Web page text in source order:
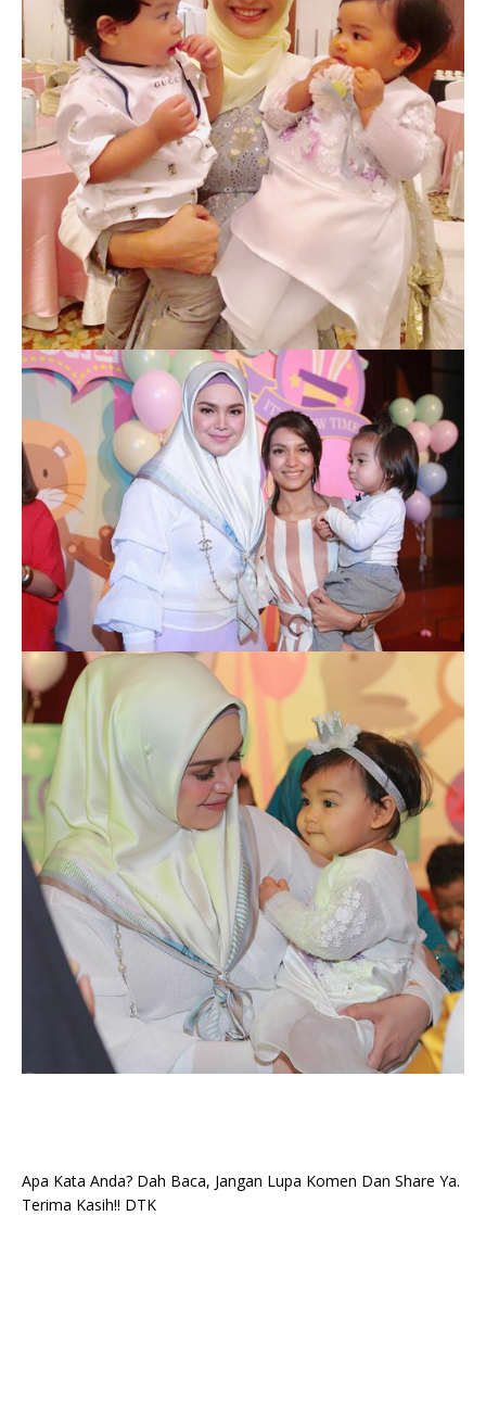
Apa Kata Anda? Dah Baca, Jangan Lupa Komen Dan Share Ya.
Terima Kasih!! DTK